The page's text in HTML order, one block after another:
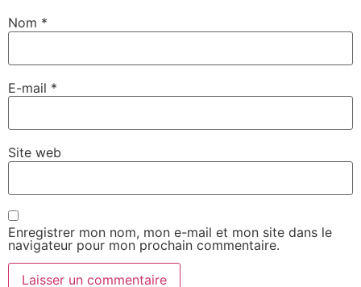
Nom *
E-mail *
Site web
Enregistrer mon nom, mon e-mail et mon site dans le
navigateur pour mon prochain commentaire.